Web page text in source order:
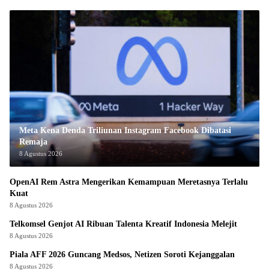
Meta Kena Denda Triliunan Instagram Facebook Dibatasi
Remaja
8 Agustus 2026
OpenAI Rem Astra Mengerikan Kemampuan Meretasnya Terlalu
Kuat
8 Agustus 2026
Telkomsel Genjot AI Ribuan Talenta Kreatif Indonesia Melejit
8 Agustus 2026
Piala AFF 2026 Guncang Medsos, Netizen Soroti Kejanggalan
8 Agustus 2026